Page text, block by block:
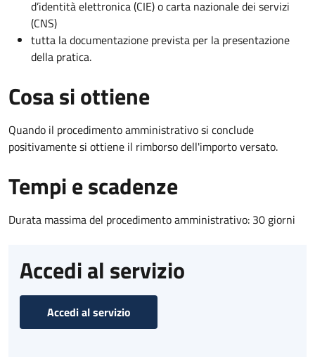
d’identità elettronica (CIE) o carta nazionale dei servizi
(CNS)
tutta la documentazione prevista per la presentazione
della pratica.
Cosa si ottiene
Quando il procedimento amministrativo si conclude
positivamente si ottiene il rimborso dell'importo versato.
Tempi e scadenze
Durata massima del procedimento amministrativo: 30 giorni
Accedi al servizio
Accedi al servizio